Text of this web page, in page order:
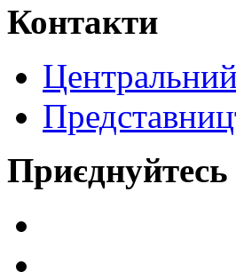
Контакти
Приєднуйтесь